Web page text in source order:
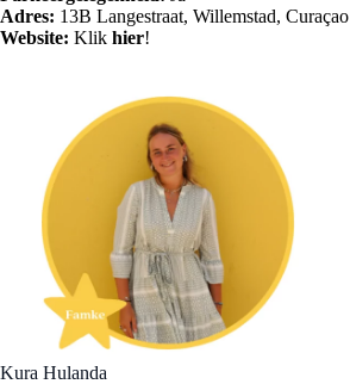
Adres: 13B Langestraat, Willemstad, Curaçao
Website: Klik hier!
Kura Hulanda